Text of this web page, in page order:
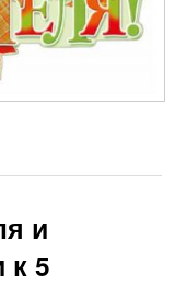
и
к 5